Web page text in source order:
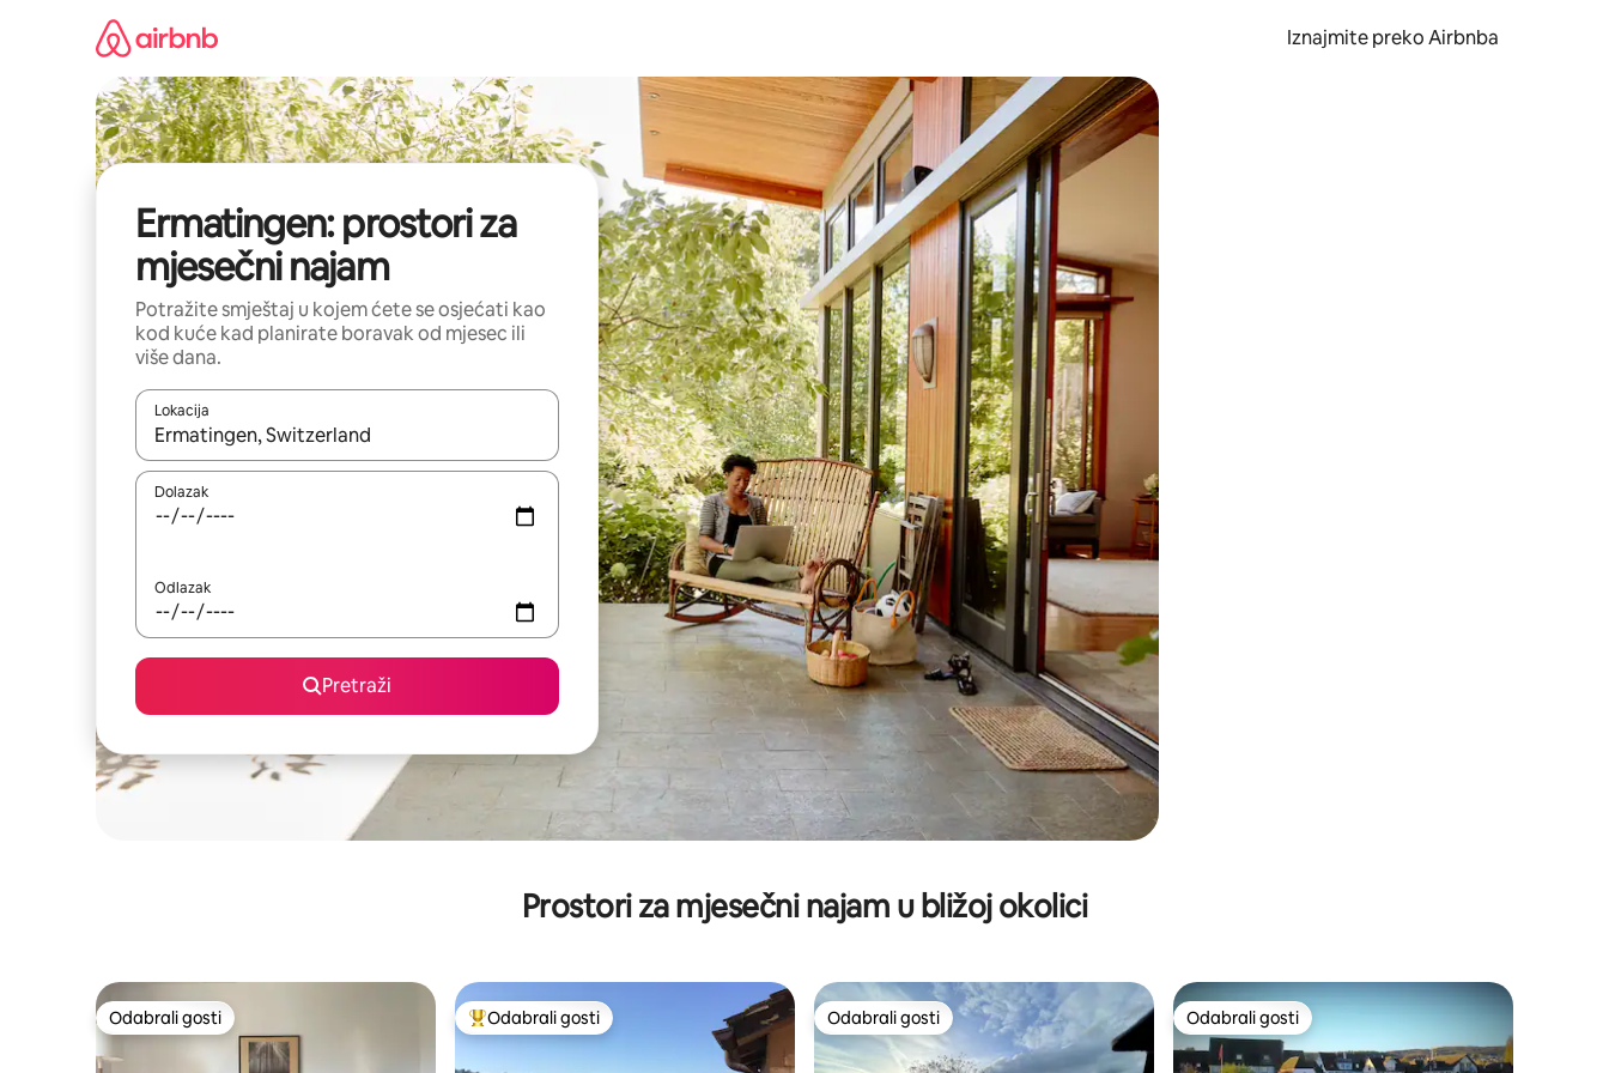
Iznajmite preko Airbnba
Ermatingen: prostori za
mjesečni najam
Potražite smještaj u kojem ćete se osjećati kao
kod kuće kad planirate boravak od mjesec ili
više dana.
Lokacija
Kada budu dostupni rezultati, moći ćete ih pregledati koristeći se strelicama prema gore i prema dolje, kao i dodirom ili prelaskom prstom po zaslonu.
Dolazak
Odlazak
Pretraži
Prostori za mjesečni najam u bližoj okolici
Odabrali gosti
Odabrali gosti Među najviše rangiranima s oznakom „Odabrali gosti”
Odabrali gosti Odabrali gosti
Odabrali gosti Odabrali gosti
Odabrali gosti